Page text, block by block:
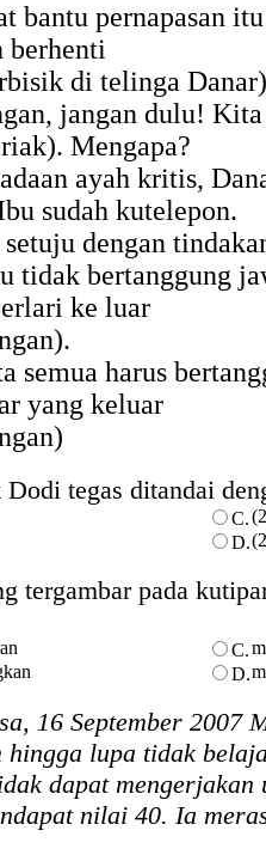
pernapasan itu
berhenti
telinga
jangan dulu!
Mengapa?
ayah kritis,
sudah kutelepon.
tindakan
tidak bertanggung
ke luar
harus
yang keluar
tegas ditandai
C.
D.
tergambar pada
C.
D.
16 September 2007
hingga lupa tidak
dapat mengerjakan
nilai 40. Ia